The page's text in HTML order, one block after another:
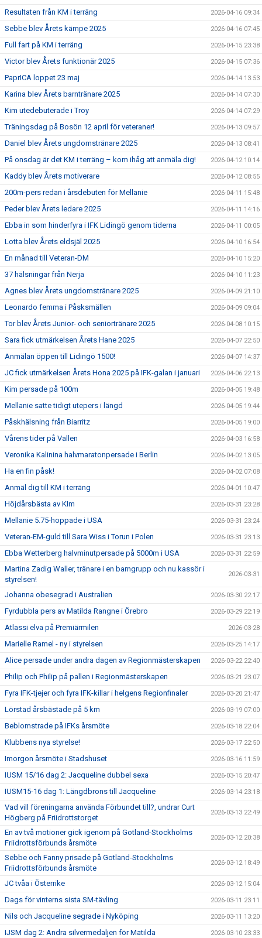
Resultaten från KM i terräng 2026-04-16 09:34
Sebbe blev Årets kämpe 2025 2026-04-16 07:45
Full fart på KM i terräng 2026-04-15 23:38
Victor blev Årets funktionär 2025 2026-04-15 07:36
PaprICA loppet 23 maj 2026-04-14 13:53
Karina blev Årets barntränare 2025 2026-04-14 07:30
Kim utedebuterade i Troy 2026-04-14 07:29
Träningsdag på Bosön 12 april för veteraner! 2026-04-13 09:57
Daniel blev Årets ungdomstränare 2025 2026-04-13 08:41
På onsdag är det KM i terräng – kom ihåg att anmäla dig! 2026-04-12 10:14
Kaddy blev Årets motiverare 2026-04-12 08:55
200m-pers redan i årsdebuten för Mellanie 2026-04-11 15:48
Peder blev Årets ledare 2025 2026-04-11 14:16
Ebba in som hinderfyra i IFK Lidingö genom tiderna 2026-04-11 00:05
Lotta blev Årets eldsjäl 2025 2026-04-10 16:54
En månad till Veteran-DM 2026-04-10 15:20
37 hälsningar från Nerja 2026-04-10 11:23
Agnes blev Årets ungdomstränare 2025 2026-04-09 21:10
Leonardo femma i Påsksmällen 2026-04-09 09:04
Tor blev Årets Junior- och seniortränare 2025 2026-04-08 10:15
Sara fick utmärkelsen Årets Hane 2025 2026-04-07 22:50
Anmälan öppen till Lidingö 1500! 2026-04-07 14:37
JC fick utmärkelsen Årets Hona 2025 på IFK-galan i januari 2026-04-06 22:13
Kim persade på 100m 2026-04-05 19:48
Mellanie satte tidigt utepers i längd 2026-04-05 19:44
Påskhälsning från Biarritz 2026-04-05 19:00
Vårens tider på Vallen 2026-04-03 16:58
Veronika Kalinina halvmaratonpersade i Berlin 2026-04-02 13:05
Ha en fin påsk! 2026-04-02 07:08
Anmäl dig till KM i terräng 2026-04-01 10:47
Höjdårsbästa av KIm 2026-03-31 23:28
Mellanie 5.75-hoppade i USA 2026-03-31 23:24
Veteran-EM-guld till Sara Wiss i Torun i Polen 2026-03-31 23:13
Ebba Wetterberg halvminutpersade på 5000m i USA 2026-03-31 22:59
Martina Zadig Waller, tränare i en barngrupp och nu kassör i
styrelsen!
2026-03-31
Johanna obesegrad i Australien 2026-03-30 22:17
Fyrdubbla pers av Matilda Rangne i Örebro 2026-03-29 22:19
Atlassi elva på Premiärmilen 2026-03-28
Marielle Ramel - ny i styrelsen 2026-03-25 14:17
Alice persade under andra dagen av Regionmästerskapen 2026-03-22 22:40
Philip och Philip på pallen i Regionmästerskapen 2026-03-21 23:07
Fyra IFK-tjejer och fyra IFK-killar i helgens Regionfinaler 2026-03-20 21:47
Lörstad årsbästade på 5 km 2026-03-19 07:00
Beblomstrade på IFKs årsmöte 2026-03-18 22:04
Klubbens nya styrelse! 2026-03-17 22:50
Imorgon årsmöte i Stadshuset 2026-03-16 11:59
IUSM 15/16 dag 2: Jacqueline dubbel sexa 2026-03-15 20:47
IUSM15-16 dag 1: Längdbrons till Jacqueline 2026-03-14 23:18
Vad vill föreningarna använda Förbundet till?, undrar Curt
Högberg på Friidrottstorget
2026-03-13 22:49
En av två motioner gick igenom på Gotland-Stockholms
Friidrottsförbunds årsmöte
2026-03-12 20:38
Sebbe och Fanny prisade på Gotland-Stockholms
Friidrottsförbunds årsmöte
2026-03-12 18:49
JC tvåa i Österrike 2026-03-12 15:04
Dags för vinterns sista SM-tävling 2026-03-11 23:11
Nils och Jacqueline segrade i Nyköping 2026-03-11 13:20
IJSM dag 2: Andra silvermedaljen för Matilda 2026-03-10 23:33